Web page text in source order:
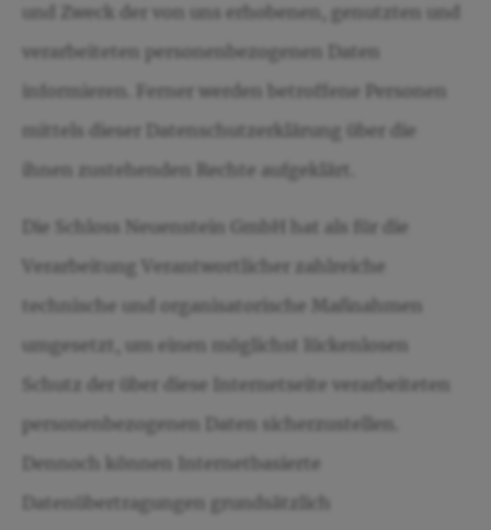
und Zweck der von uns erhobenen, genutzten und
verarbeiteten personenbezogenen Daten
informieren. Ferner werden betroffene Personen
mittels dieser Datenschutzerklärung über die
ihnen zustehenden Rechte aufgeklärt.
Die Schloss Neuenstein GmbH hat als für die
Verarbeitung Verantwortlicher zahlreiche
technische und organisatorische Maßnahmen
umgesetzt, um einen möglichst lückenlosen
Schutz der über diese Internetseite verarbeiteten
personenbezogenen Daten sicherzustellen.
Dennoch können Internetbasierte
Datenübertragungen grundsätzlich